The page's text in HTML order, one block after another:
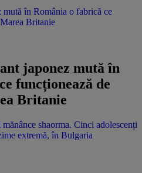
în România o fabrică ce
Britanie
japonez mută în
funcționează de
Britanie
shaorma. Cinci adolescenți
extremă, în Bulgaria